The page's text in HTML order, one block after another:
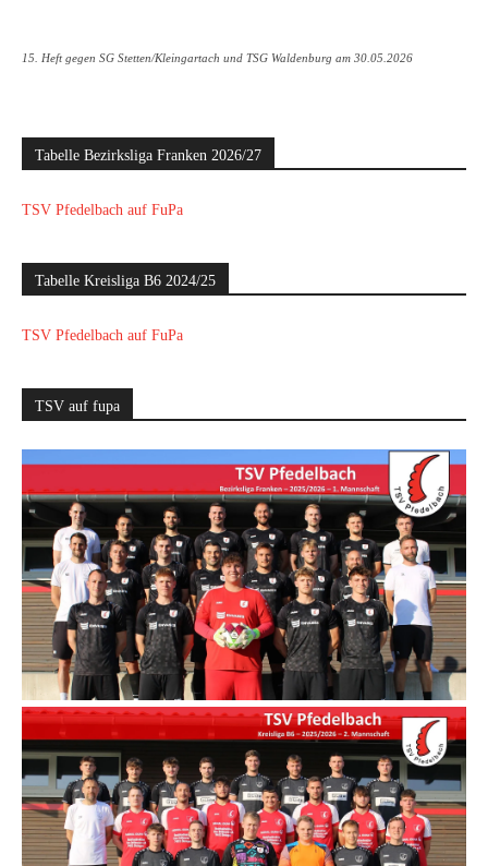
15. Heft gegen SG Stetten/Kleingartach und TSG Waldenburg am 30.05.2026
Tabelle Bezirksliga Franken 2026/27
TSV Pfedelbach auf FuPa
Tabelle Kreisliga B6 2024/25
TSV Pfedelbach auf FuPa
TSV auf fupa